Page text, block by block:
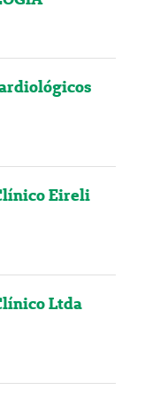
Eireli
Ltda